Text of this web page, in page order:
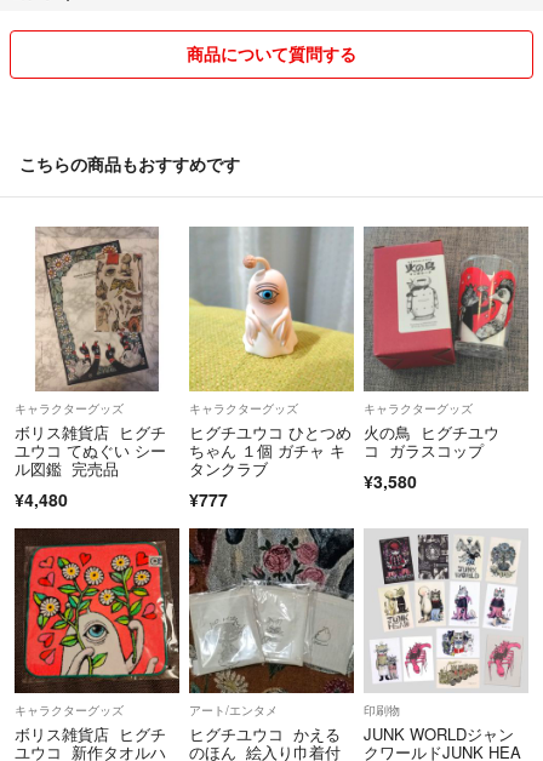
商品について質問する
こちらの商品もおすすめです
キャラクターグッズ
ボリス雑貨店 ヒグチ
ユウコ てぬぐい シー
ル図鑑 完売品
¥4,480
キャラクターグッズ
ヒグチユウコ ひとつめ
ちゃん １個 ガチャ キ
タンクラブ
¥777
キャラクターグッズ
火の鳥 ヒグチユウ
コ ガラスコップ
¥3,580
キャラクターグッズ
ボリス雑貨店 ヒグチ
ユウコ 新作タオルハ
アート/エンタメ
ヒグチユウコ かえる
のほん 絵入り巾着付
印刷物
JUNK WORLDジャン
クワールドJUNK HEA